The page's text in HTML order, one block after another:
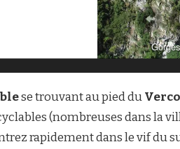
se trouvant au pied du
(nombreuses dans la
rapidement dans le vif du